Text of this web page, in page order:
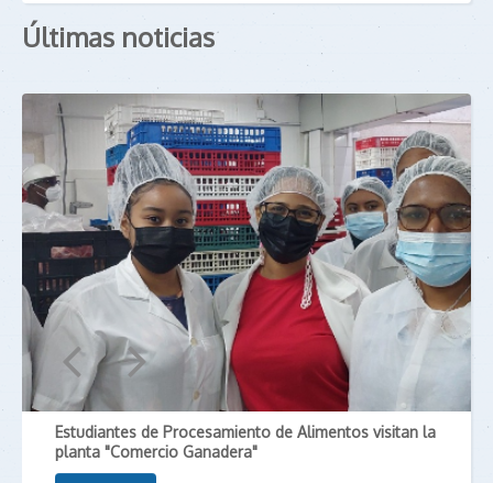
Últimas noticias
Estudiantes de Procesamiento de Alimentos visitan la
planta "Comercio Ganadera"